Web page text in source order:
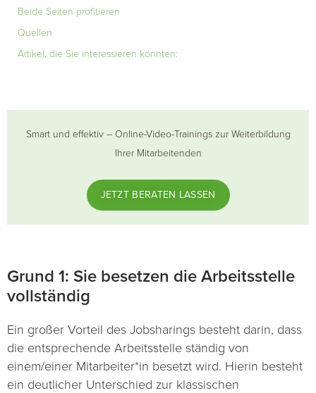
Beide Seiten profitieren
Quellen
Artikel, die Sie interessieren könnten:
Smart und effektiv – Online-Video-Trainings zur Weiterbildung
Ihrer Mitarbeitenden
JETZT BERATEN LASSEN
Grund 1: Sie besetzen die Arbeitsstelle
vollständig
Ein großer Vorteil des Jobsharings besteht darin, dass
die entsprechende Arbeitsstelle ständig von
einem/einer Mitarbeiter*in besetzt wird. Hierin besteht
ein deutlicher Unterschied zur klassischen